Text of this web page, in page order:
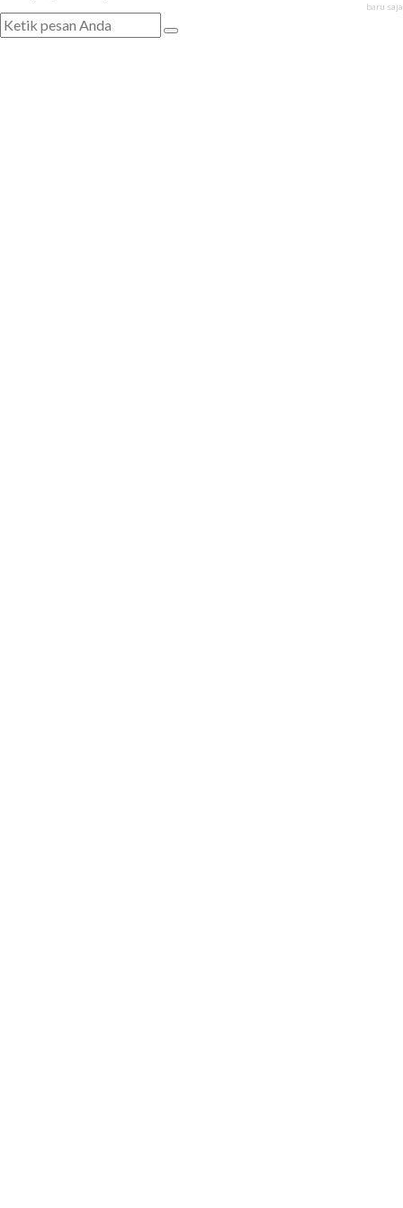
baru saja